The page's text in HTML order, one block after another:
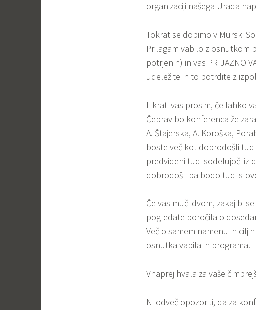
organizaciji našega Urada
Tokrat se dobimo v Murski
Prilagam vabilo z osnutkom
potrjenih) in vas PRIJAZNO
udeležite in to potrdite z
Hkrati vas prosim, če lahko
Čeprav bo konferenca že
A. Štajerska, A. Koroška,
boste več kot dobrodošli
predvideni tudi sodelujoči iz
dobrodošli pa bodo tudi
Če vas muči dvom, zakaj bi
pogledate poročila o
Več o samem namenu in
osnutka vabila in programa.
Vnaprej hvala za vaše
Ni odveč opozoriti, da za